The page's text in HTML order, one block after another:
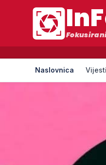
Naslovnica Vijesti